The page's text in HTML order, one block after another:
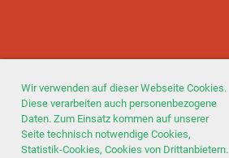
Wir verwenden auf dieser Webseite Cookies.
Diese verarbeiten auch personenbezogene
Daten. Zum Einsatz kommen auf unserer
Seite technisch notwendige Cookies,
Statistik-Cookies, Cookies von Drittanbietern.